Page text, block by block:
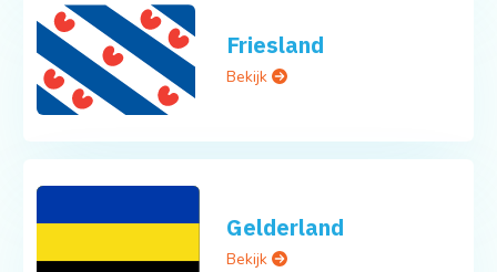
Friesland
Bekijk
Gelderland
Bekijk